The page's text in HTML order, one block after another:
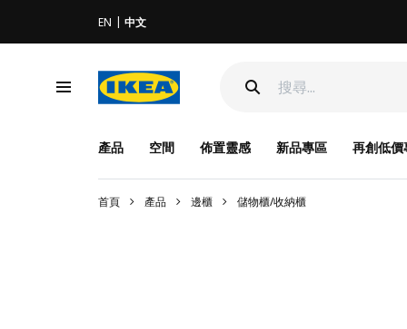
EN 中文
產品 空間 佈置靈感 新品專區 再創低價
首頁 產品 邊櫃 儲物櫃/收納櫃